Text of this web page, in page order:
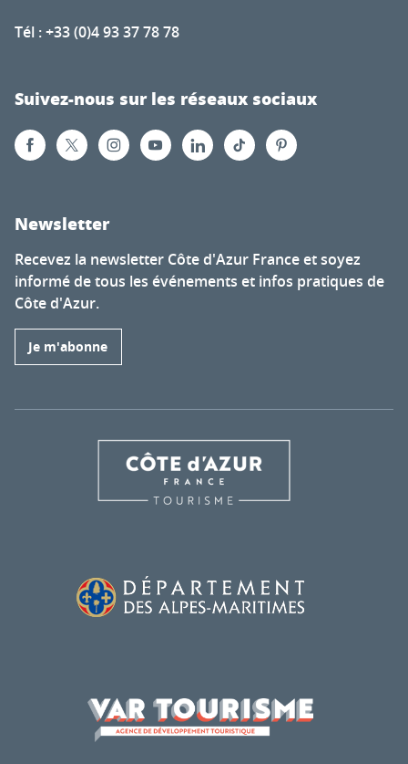
Tél : +33 (0)4 93 37 78 78
Suivez-nous sur les réseaux sociaux
Newsletter
Recevez la newsletter Côte d'Azur France et soyez
informé de tous les événements et infos pratiques de
Côte d'Azur.
Je m'abonne